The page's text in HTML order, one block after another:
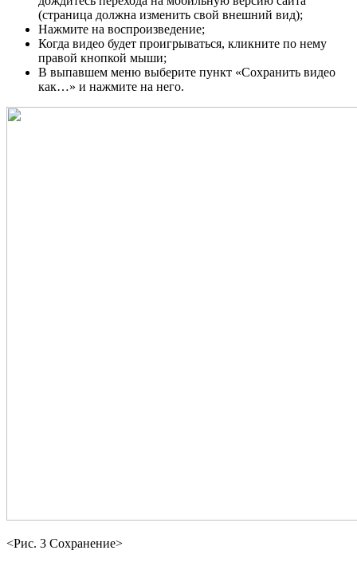
(страница должна изменить свой внешний вид);
Нажмите на воспроизведение;
Когда видео будет проигрываться, кликните по нему
правой кнопкой мыши;
В выпавшем меню выберите пункт «Сохранить видео
как…» и нажмите на него.
<Рис. 3 Сохранение>